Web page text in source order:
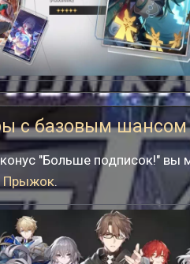
Искрящаяся фиксация
с базовым
"Больше подписок!"
Прыжок.